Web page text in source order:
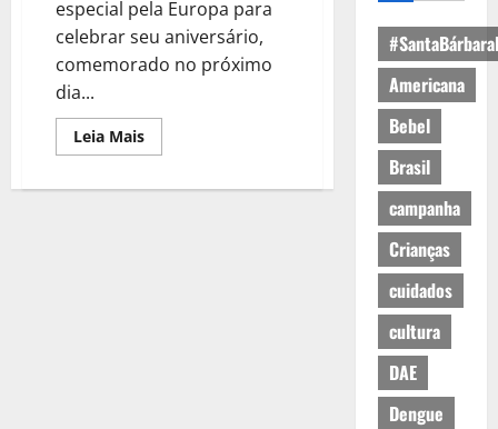
especial pela Europa para
celebrar seu aniversário,
comemorado no próximo
dia...
Leia Mais
Americana
Bebel
Brasil
campanha
Crianças
cuidados
cultura
DAE
Dengue